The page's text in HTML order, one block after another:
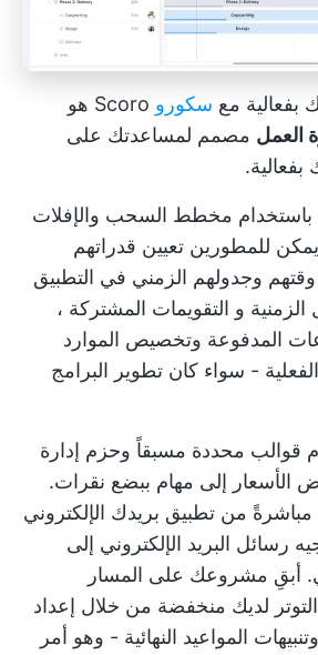
بفعالية مع سكورو
العمل مصمم لمساعدتك على
باستخدام مخطط السحب والإفلات
للمطورين تعيين قدراتهم
وجدولهم الزمني في التطبيق
و التقويمات المشتركة ،
المدفوعة وتخصيص الموارد
الفعلية - سواء كان تطوير البرامج
قوالب محددة مسبقاً وحزم إدارة
الأسعار إلى مهام ببضع نقرات.
مباشرةً من تطبيق بريدك الإلكتروني
رسائل البريد الإلكتروني إلى
أبقِ مشروعك على المسار
لديك منخفضة من خلال إعداد
المواعيد النهائية - وهو أمر